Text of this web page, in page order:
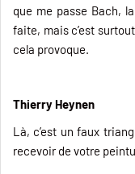
que me passe Bach,
faite, mais c’est
cela provoque.
Thierry Heynen
Là, c’est un faux
recevoir de votre